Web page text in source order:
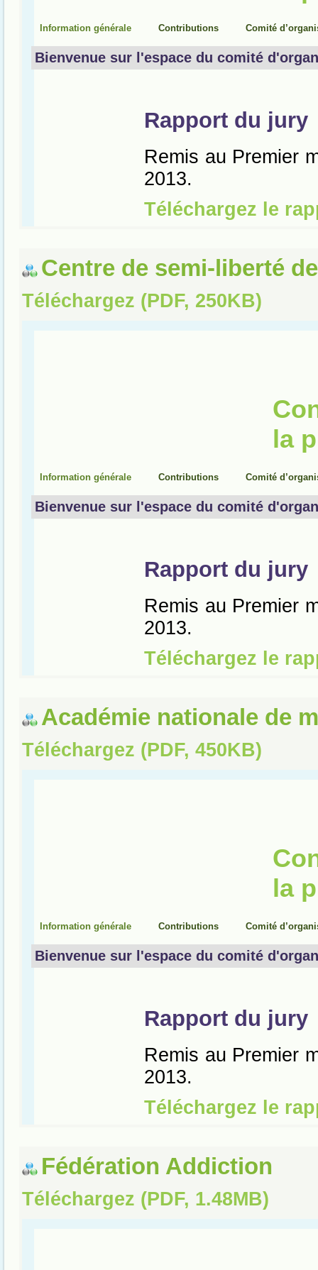
Centre de semi-liberté
Téléchargez (PDF, 250KB)
Académie nationale de
Téléchargez (PDF, 450KB)
Fédération Addiction
Téléchargez (PDF, 1.48MB)